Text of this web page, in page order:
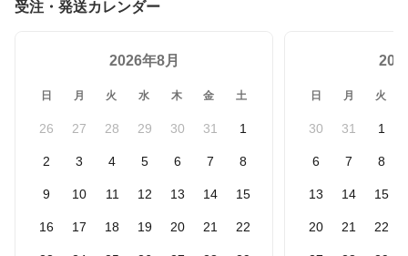
受注・発送カレンダー
2026年8月
日 月 火 水 木 金 土
26 27 28 29 30 31 1
2 3 4 5 6 7 8
9 10 11 12 13 14 15
16 17 18 19 20 21 22
日 月 火
30 31 1
6 7 8
13 14 15
20 21 22